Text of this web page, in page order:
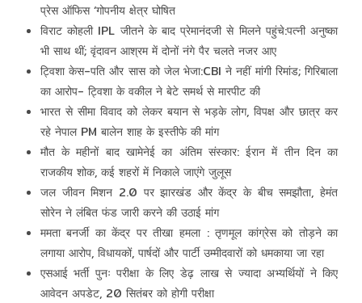
प्रेस ऑफिस ‘गोपनीय क्षेत्र घोषित
विराट कोहली IPL जीतने के बाद प्रेमानंदजी से मिलने पहुंचे:पत्नी अनुष्का
भी साथ थीं; वृंदावन आश्रम में दोनों नंगे पैर चलते नजर आए
ट्विशा केस-पति और सास को जेल भेजा:CBI ने नहीं मांगी रिमांड; गिरिबाला
का आरोप- ट्विशा के वकील ने बेटे समर्थ से मारपीट की
भारत से सीमा विवाद को लेकर बयान से भड़के लोग, विपक्ष और छात्र कर
रहे नेपाल PM बालेन शाह के इस्तीफे की मांग
मौत के महीनों बाद खामेनेई का अंतिम संस्कार: ईरान में तीन दिन का
राजकीय शोक, कई शहरों में निकाले जाएंगे जुलूस
जल जीवन मिशन 2.0 पर झारखंड और केंद्र के बीच समझौता, हेमंत
सोरेन ने लंबित फंड जारी करने की उठाई मांग
ममता बनर्जी का केंद्र पर तीखा हमला : तृणमूल कांग्रेस को तोड़ने का
लगाया आरोप, विधायकों, पार्षदों और पार्टी उम्मीदवारों को धमकाया जा रहा
एसआई भर्ती पुनः परीक्षा के लिए डेढ़ लाख से ज्यादा अभ्यर्थियों ने किए
आवेदन अपडेट, 20 सितंबर को होगी परीक्षा